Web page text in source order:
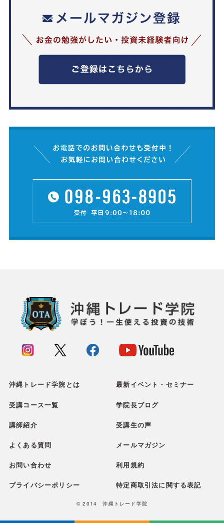
沖縄トレード学院とは 最新イベント・セミナー
受講コース一覧 学院長ブログ
講師紹介 受講生の声
よくある質問 メールマガジン
お問い合わせ 利用規約
プライバシーポリシー 特定商取引法に関する表記
© 2014 沖縄トレード学院